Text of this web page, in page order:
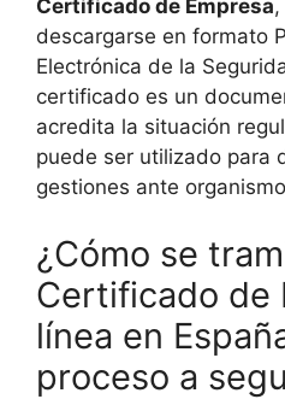
Certificado de Empresa
descargarse en formato
Electrónica de la
certificado es un
acredita la situación
puede ser utilizado para
gestiones ante
¿Cómo se
Certificado de
línea en
proceso a